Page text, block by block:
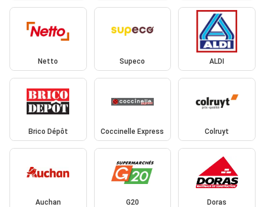
Netto Supeco ALDI
Brico Dépôt Coccinelle Express Colruyt
Auchan G20 Doras